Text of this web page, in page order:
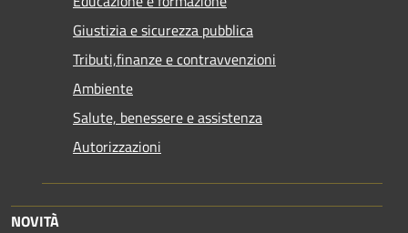
Giustizia e sicurezza pubblica
Tributi,finanze e contravvenzioni
Ambiente
Salute, benessere e assistenza
Autorizzazioni
NOVITÀ